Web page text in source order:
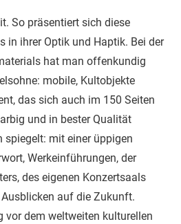
So präsentiert sich diese
in ihrer Optik und Haptik. Bei der
hat man offen­kundig
mobile, Kultobjekte
das sich auch im 150 Seiten
und in bester Qualität
spiegelt: mit einer üppigen
Werkeinführungen, der
des eigenen Konzertsaals
auf die Zukunft.
vor dem weltweiten kulturellen